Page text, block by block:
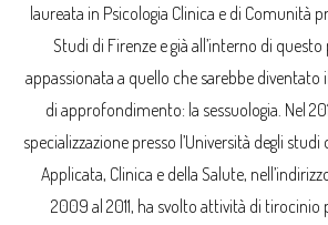
laureata in Psicologia Clinica e di Comunità
Studi di Firenze e già all’interno di
appassionata a quello che sarebbe
di approfondimento: la sessuologia. Nel
specializzazione presso l’Università degli studi
Applicata, Clinica e della Salute,
2009 al 2011, ha svolto attività di tirocinio